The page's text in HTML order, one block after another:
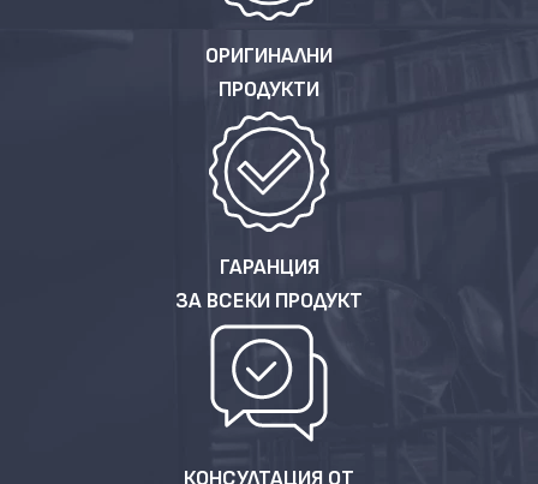
ОРИГИНАЛНИ
ПРОДУКТИ
ГАРАНЦИЯ
ЗА ВСЕКИ ПРОДУКТ
КОНСУЛТАЦИЯ ОТ